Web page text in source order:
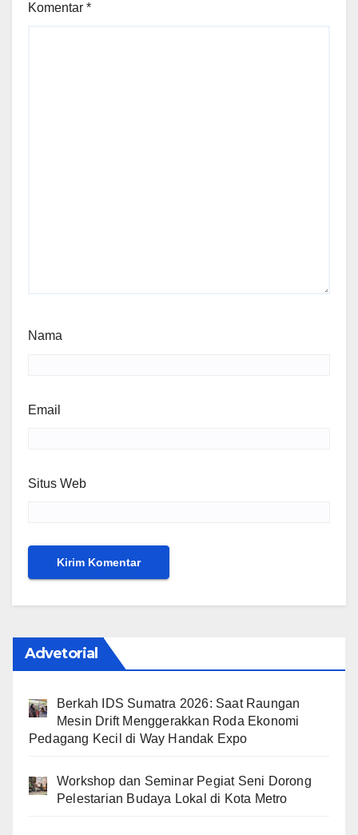
Komentar *
Nama
Email
Situs Web
Advetorial
Berkah IDS Sumatra 2026: Saat Raungan
Mesin Drift Menggerakkan Roda Ekonomi
Pedagang Kecil di Way Handak Expo
Workshop dan Seminar Pegiat Seni Dorong
Pelestarian Budaya Lokal di Kota Metro